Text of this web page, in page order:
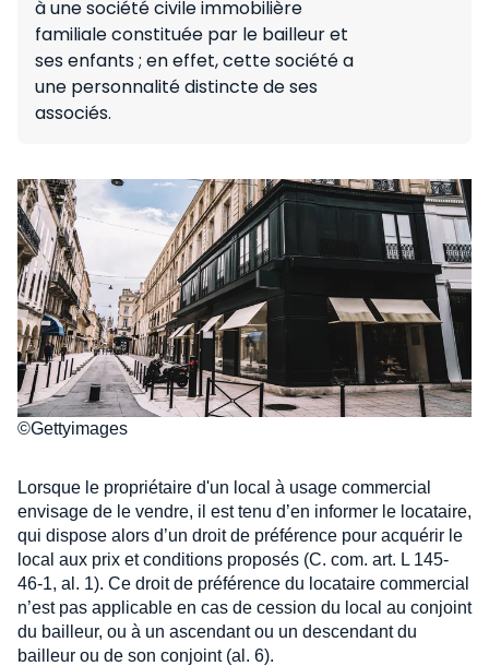
à une société civile immobilière
familiale constituée par le bailleur et
ses enfants ; en effet, cette société a
une personnalité distincte de ses
associés.
©Gettyimages
Lorsque le propriétaire d'un local à usage commercial
envisage de le vendre, il est tenu d’en informer le locataire,
qui dispose alors d’un droit de préférence pour acquérir le
local aux prix et conditions proposés (C. com. art. L 145-
46-1, al. 1). Ce droit de préférence du locataire commercial
n’est pas applicable en cas de cession du local au conjoint
du bailleur, ou à un ascendant ou un descendant du
bailleur ou de son conjoint (al. 6).